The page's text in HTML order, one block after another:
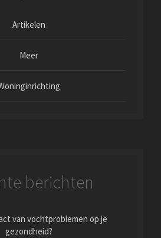
Artikelen
Meer
berichten
van vochtproblemen op je
gezondheid?